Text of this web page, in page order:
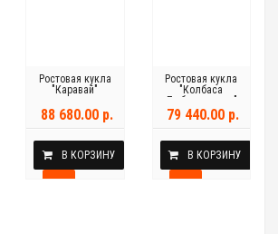
Ростовая кукла
"Каравай"
88 680.00 р.
В КОРЗИНУ
Ростовая кукла
"Колбаса
Любительская"
79 440.00 р.
В КОРЗИНУ